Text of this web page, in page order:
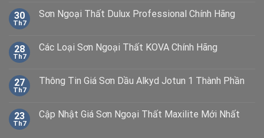
30
Th7
Sơn Ngoại Thất Dulux Professional Chính Hãng
28
Th7
Các Loại Sơn Ngoại Thất KOVA Chính Hãng
27
Th7
Thông Tin Giá Sơn Dầu Alkyd Jotun 1 Thành Phần
23
Th7
Cập Nhật Giá Sơn Ngoại Thất Maxilite Mới Nhất